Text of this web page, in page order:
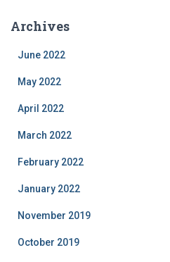
gArchives
June 2022
May 2022
April 2022
March 2022
February 2022
January 2022
November 2019
October 2019